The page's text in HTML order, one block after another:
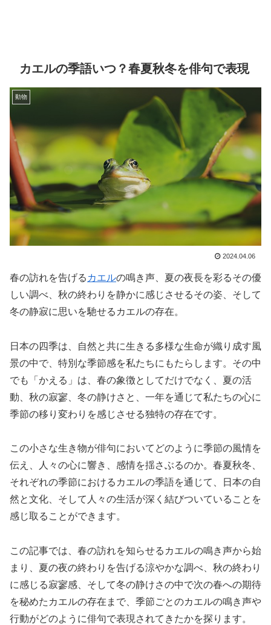
カエルの季語いつ？春夏秋冬を俳句で表現
動物
2024.04.06
春の訪れを告げる カエルの鳴き声、夏の夜長を彩るその優
しい調べ、秋の終わりを静かに感じさせるその姿、そして
冬の静寂に思いを馳せるカエルの存在。
日本の四季は、自然と共に生きる多様な生命が織り成す風
景の中で、特別な季節感を私たちにもたらします。その中
でも「かえる」は、春の象徴としてだけでなく、夏の活
動、秋の寂寥、冬の静けさと、一年を通じて私たちの心に
季節の移り変わりを感じさせる独特の存在です。
この小さな生き物が俳句においてどのように季節の風情を
伝え、人々の心に響き、感情を揺さぶるのか。春夏秋冬、
それぞれの季節におけるカエルの季語を通じて、日本の自
然と文化、そして人々の生活が深く結びついていることを
感じ取ることができます。
この記事では、春の訪れを知らせるカエルの鳴き声から始
まり、夏の夜の終わりを告げる涼やかな調べ、秋の終わり
に感じる寂寥感、そして冬の静けさの中で次の春への期待
を秘めたカエルの存在まで、季節ごとのカエルの鳴き声や
行動がどのように俳句で表現されてきたかを探ります。